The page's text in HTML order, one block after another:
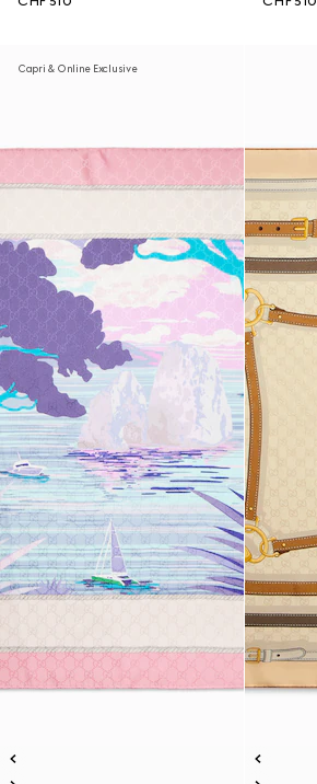
Capri & Online Exclusive